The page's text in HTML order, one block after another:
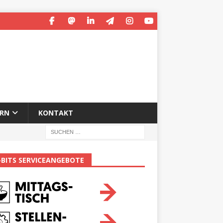
KONTAKT
SERVICEANGEBOTE